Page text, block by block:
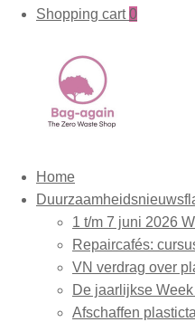
Shopping cart 0
Home
1 t/m 7 juni 2026
Repaircafés:
VN verdrag over
De jaarlijkse
Afschaffen